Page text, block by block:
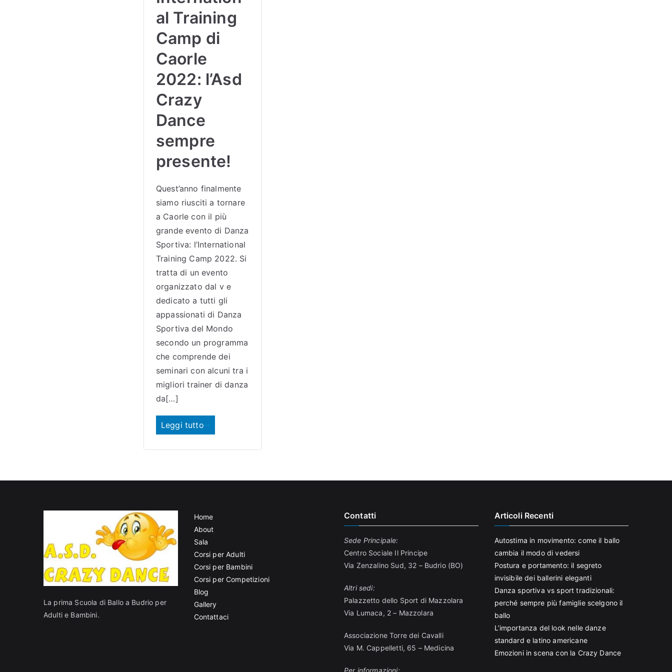
al Training
Camp di
Caorle
2022: l’Asd
Crazy
Dance
sempre
presente!
Quest’anno finalmente
siamo riusciti a tornare
a Caorle con il più
grande evento di Danza
Sportiva: l’International
Training Camp 2022. Si
tratta di un evento
organizzato dal v e
dedicato a tutti gli
appassionati di Danza
Sportiva del Mondo
secondo un programma
che comprende dei
seminari con alcuni tra i
migliori trainer di danza
da[…]
Leggi tutto
La prima Scuola di Ballo a Budrio per
Adulti e Bambini.
Home
About
Sala
Corsi per Adulti
Corsi per Bambini
Corsi per Competizioni
Blog
Gallery
Contattaci
Contatti
Sede Principale:
Centro Sociale Il Principe
Via Zenzalino Sud, 32 – Budrio (BO)
Altri sedi:
Palazzetto dello Sport di Mazzolara
Via Lumaca, 2 – Mazzolara
Associazione Torre dei Cavalli
Via M. Cappelletti, 65 – Medicina
Articoli Recenti
Autostima in movimento: come il ballo
cambia il modo di vedersi
Postura e portamento: il segreto
invisibile dei ballerini eleganti
Danza sportiva vs sport tradizionali:
perché sempre più famiglie scelgono il
ballo
L’importanza del look nelle danze
standard e latino americane
Emozioni in scena con la Crazy Dance